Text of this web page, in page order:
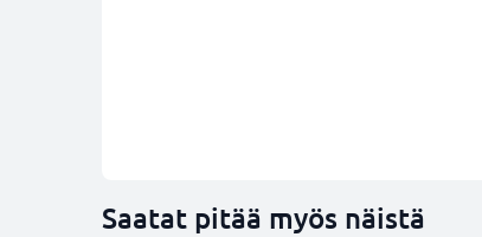
Saatat pitää myös näistä